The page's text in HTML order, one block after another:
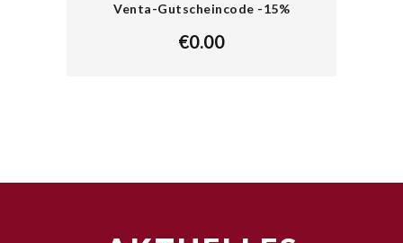
Venta-Gutscheincode -15%
€0.00